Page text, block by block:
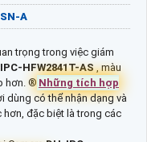
A
trọng trong việc giám
HFW2841T-AS, màu
hơn. ®️ Những tích hợp
dùng có thể nhận dạng và
đặc biệt là trong các